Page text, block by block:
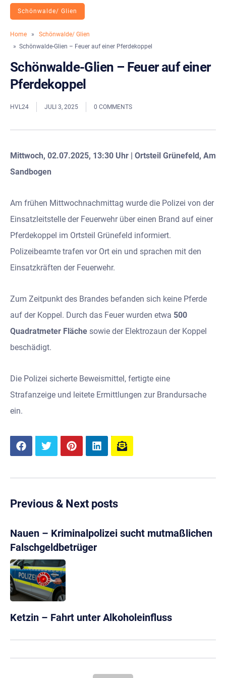
Schönwalde/ Glien
Home »
Schönwalde/ Glien
» Schönwalde-Glien – Feuer auf einer Pferdekoppel
Schönwalde-Glien – Feuer auf einer
Pferdekoppel
HVL24 JULI 3, 2025 0 COMMENTS
Mittwoch, 02.07.2025, 13:30 Uhr | Ortsteil Grünefeld, Am
Sandbogen
Am frühen Mittwochnachmittag wurde die Polizei von der
Einsatzleitstelle der Feuerwehr über einen Brand auf einer
Pferdekoppel im Ortsteil Grünefeld informiert.
Polizeibeamte trafen vor Ort ein und sprachen mit den
Einsatzkräften der Feuerwehr.
Zum Zeitpunkt des Brandes befanden sich keine Pferde
auf der Koppel. Durch das Feuer wurden etwa 500
Quadratmeter Fläche sowie der Elektrozaun der Koppel
beschädigt.
Die Polizei sicherte Beweismittel, fertigte eine
Strafanzeige und leitete Ermittlungen zur Brandursache
ein.
Previous & Next posts
Nauen – Kriminalpolizei sucht mutmaßlichen
Falschgeldbetrüger
Ketzin – Fahrt unter Alkoholeinfluss